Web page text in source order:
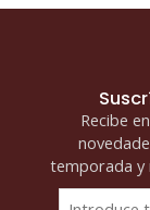
Recibe
temporada y